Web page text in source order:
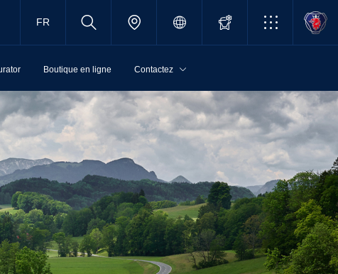
FR
Boutique en ligne Contactez